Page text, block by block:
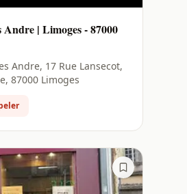
| Limoges - 87000
Andre, 17 Rue Lansecot,
87000 Limoges